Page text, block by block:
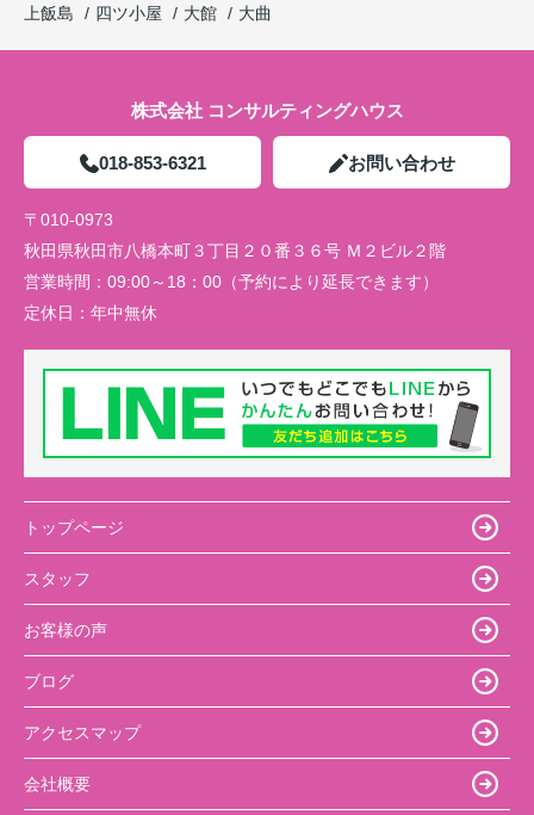
上飯島
四ツ小屋 大館 大曲
株式会社 コンサルティングハウス
018-853-6321 お問い合わせ
〒010-0973
秋田県秋田市八橋本町３丁目２０番３６号 Ｍ２ビル２階
営業時間： 09:00～18：00（予約により延長できます）
定休日： 年中無休
トップページ
スタッフ
お客様の声
ブログ
アクセスマップ
会社概要